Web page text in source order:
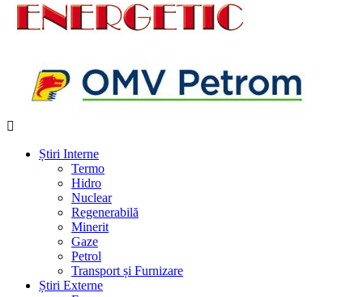
Știri Interne
Termo
Hidro
Nuclear
Regenerabilă
Minerit
Gaze
Petrol
Transport și Furnizare
Știri Externe